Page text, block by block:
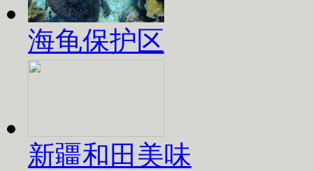
海龟保护区
新疆和田美味